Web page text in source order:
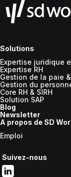
Solutions
Expertise juridique
Expertise RH
Gestion de la paie &
Gestion du
Core RH & SIRH
Solution SAP
Blog
Newsletter
A propos de SD
Emploi
Suivez-nous